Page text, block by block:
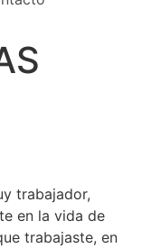
trabajador,
en la vida de
trabajaste, en